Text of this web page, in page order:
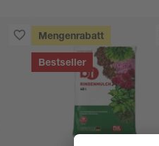
Mengenrabatt
Bestseller